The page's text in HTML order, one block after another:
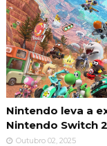
Nintendo leva a
Nintendo Switch
Outubro 02, 2025